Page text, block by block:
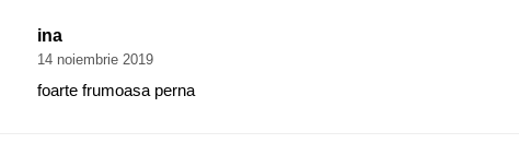
ina
14 noiembrie 2019
foarte frumoasa perna